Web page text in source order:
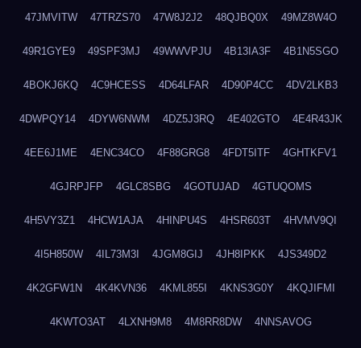
47JMVITW 47TRZS70 47W8J2J2 48QJBQ0X 49MZ8W4O
49R1GYE9 49SPF3MJ 49WWVPJU 4B13IA3F 4B1N5SGO
4BOKJ6KQ 4C9HCESS 4D64LFAR 4D90P4CC 4DV2LKB3
4DWPQY14 4DYW6NWM 4DZ5J3RQ 4E402GTO 4E4R43JK
4EE6J1ME 4ENC34CO 4F88GRG8 4FDT5ITF 4GHTKFV1
4GJRPJFP 4GLC8SBG 4GOTUJAD 4GTUQOMS
4H5VY3Z1 4HCW1AJA 4HINPU4S 4HSR603T 4HVMV9QI
4I5H850W 4IL73M3I 4JGM8GIJ 4JH8IPKK 4JS349D2
4K2GFW1N 4K4KVN36 4KML855I 4KNS3G0Y 4KQJIFMI
4KWTO3AT 4LXNH9M8 4M8RR8DW 4NNSAVOG